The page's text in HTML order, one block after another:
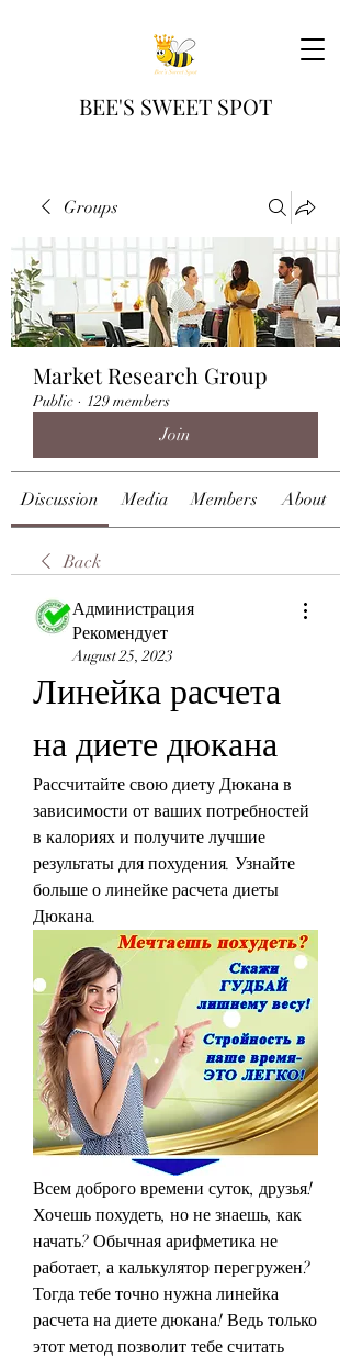
BEE'S SWEET SPOT
Groups
Market Research Group
Public · 129 members
Join
Discussion Media Members About
Back
Администрация
Рекомендует
August 25, 2023
Линейка расчета
на диете дюкана
Рассчитайте свою диету Дюкана в
зависимости от ваших потребностей
в калориях и получите лучшие
результаты для похудения. Узнайте
больше о линейке расчета диеты
Дюкана.
Всем доброго времени суток, друзья!
Хочешь похудеть, но не знаешь, как
начать? Обычная арифметика не
работает, а калькулятор перегружен?
Тогда тебе точно нужна линейка
расчета на диете дюкана! Ведь только
этот метод позволит тебе считать